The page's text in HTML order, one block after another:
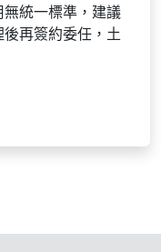
統一標準，建議
再簽約委任，土